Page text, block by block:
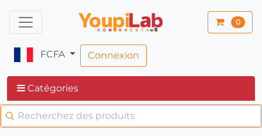
0
FCFA Connexion
Catégories